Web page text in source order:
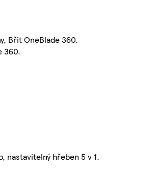
Břit OneBlade 360.
360.
nastavitelný hřeben 5 v 1.